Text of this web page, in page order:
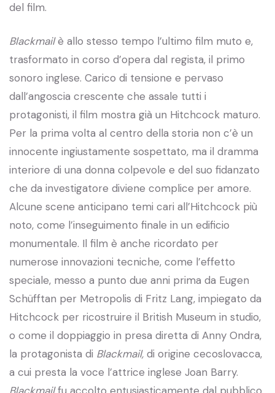
del film.
Blackmailè allo stesso tempo l’ultimo film muto e,
trasformato in corso d’opera dal regista, il primo
sonoro inglese. Carico di tensione e pervaso
dall’angoscia crescente che assale tutti i
protagonisti, il film mostra già un Hitchcock maturo.
Per la prima volta al centro della storia non c’è un
innocente ingiustamente sospettato, ma il dramma
interiore di una donna colpevole e del suo fidanzato
che da investigatore diviene complice per amore.
Alcune scene anticipano temi cari all’Hitchcock più
noto, come l’inseguimento finale in un edificio
monumentale. Il film è anche ricordato per
numerose innovazioni tecniche, come l’effetto
speciale, messo a punto due anni prima da Eugen
Schüfftan per Metropolis di Fritz Lang, impiegato da
Hitchcock per ricostruire il British Museum in studio,
o come il doppiaggio in presa diretta di Anny Ondra,
la protagonista di Blackmail, di origine cecoslovacca,
a cui presta la voce l’attrice inglese Joan Barry.